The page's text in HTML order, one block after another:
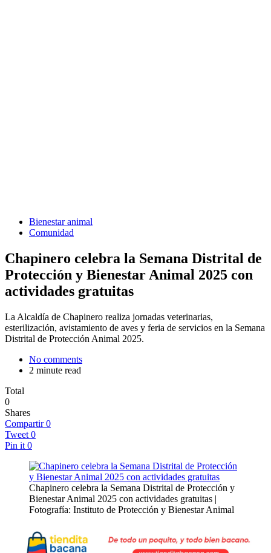
Bienestar animal
Comunidad
Chapinero celebra la Semana Distrital de
Protección y Bienestar Animal 2025 con
actividades gratuitas
La Alcaldía de Chapinero realiza jornadas veterinarias,
esterilización, avistamiento de aves y feria de servicios en la Semana
Distrital de Protección Animal 2025.
No comments
2 minute read
Total
0
Shares
Compartir 0
Tweet 0
Pin it 0
Chapinero celebra la Semana Distrital de Protección y
Bienestar Animal 2025 con actividades gratuitas |
Fotografía: Instituto de Protección y Bienestar Animal